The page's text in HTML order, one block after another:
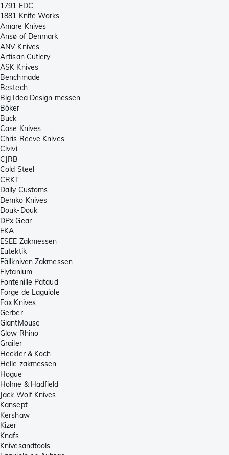
1791 EDC
1881 Knife Works
Amare Knives
Ansø of Denmark
ANV Knives
Artisan Cutlery
ASK Knives
Benchmade
Bestech
Big Idea Design messen
Böker
Buck
Case Knives
Chris Reeve Knives
Civivi
CJRB
Cold Steel
CRKT
Daily Customs
Demko Knives
Douk-Douk
DPx Gear
EKA
ESEE Zakmessen
Eutektik
Fällkniven Zakmessen
Flytanium
Fontenille Pataud
Forge de Laguiole
Fox Knives
Gerber
GiantMouse
Glow Rhino
Grailer
Heckler & Koch
Helle zakmessen
Hogue
Holme & Hadfield
Jack Wolf Knives
Kansept
Kershaw
Kizer
Knafs
Knivesandtools